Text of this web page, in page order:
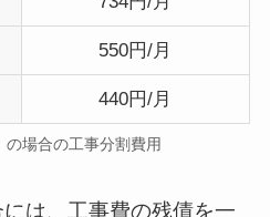
550円/月
440円/月
の場合の工事分割費用
は、工事費の残債を一